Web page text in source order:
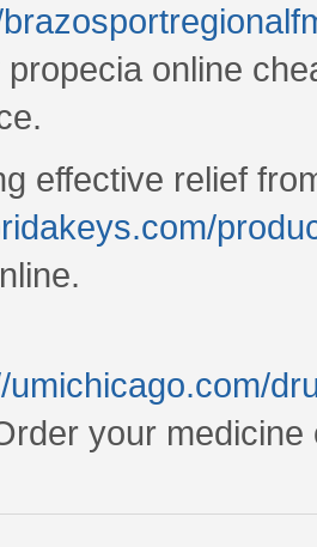
propecia online
effective relief
umichicago.com/
your